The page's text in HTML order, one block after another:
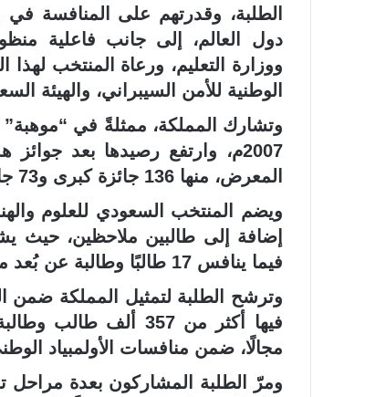
الطلبة، وقدرتهم على المنافسة
دول العالم، إلى جانب فاعلية
ووزارة التعليم، ورعاة المنتخب
الوطنية للأمن السيبراني، والهيئة
وتشارك المملكة، ممثلةً في
المعرض، منها 136 جائزة كبرى و73 جائزة خاصة.
فيما ينافس 17 طالبًا وطالبة عن بُعد من مدينة الرياض.
وترشح الطلبة لتمثيل المملكة
مجالًا، ضمن منافسات الأولمبياد الوطني
ومرّ الطلبة المشاركون بعدة